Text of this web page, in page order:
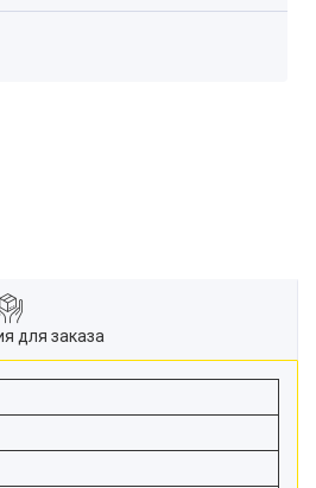
для заказа